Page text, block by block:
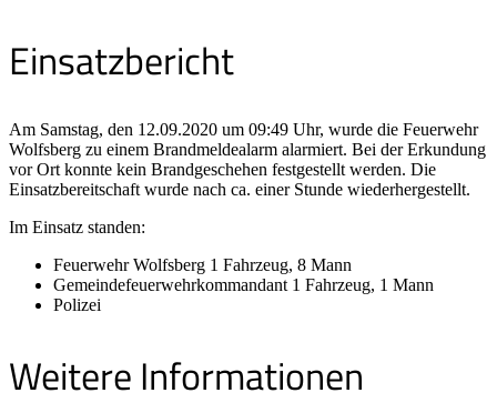
Einsatzbericht
Am Samstag, den 12.09.2020 um 09:49 Uhr, wurde die Feuerwehr
Wolfsberg zu einem Brandmeldealarm alarmiert. Bei der Erkundung
vor Ort konnte kein Brandgeschehen festgestellt werden. Die
Einsatzbereitschaft wurde nach ca. einer Stunde wiederhergestellt.
Im Einsatz standen:
Feuerwehr Wolfsberg 1 Fahrzeug, 8 Mann
Gemeindefeuerwehrkommandant 1 Fahrzeug, 1 Mann
Polizei
Weitere Informationen